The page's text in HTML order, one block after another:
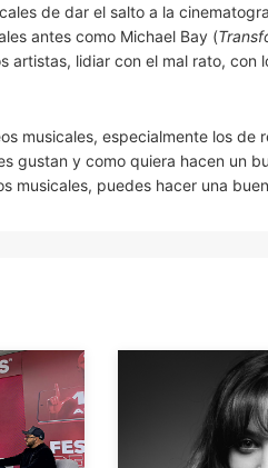
de dar el salto a la
antes como Michael Bay (
artistas, lidiar con el mal rato, con
musicales, especialmente los de
gustan y como quiera hacen un
musicales, puedes hacer una